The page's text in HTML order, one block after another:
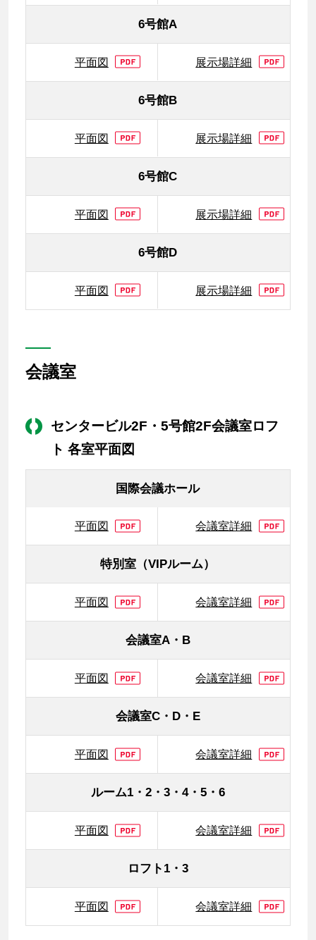
6号館A
平面図 展示場詳細
6号館B
平面図 展示場詳細
6号館C
平面図 展示場詳細
6号館D
平面図 展示場詳細
会議室
センタービル2F・5号館2F会議室ロフ
ト 各室平面図
国際会議ホール
平面図 会議室詳細
特別室（VIPルーム）
平面図 会議室詳細
会議室A・B
平面図 会議室詳細
会議室C・D・E
平面図 会議室詳細
ルーム1・2・3・4・5・6
平面図 会議室詳細
ロフト1・3
平面図 会議室詳細